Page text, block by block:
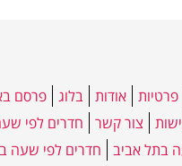
פרטיות אודות בלוג
פרסם
צור קשר
חדרים לפי
בתל אביב
חדרים לפי שעה